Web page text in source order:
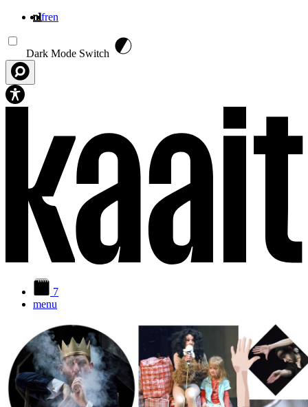
nlfren
Dark Mode Switch
7
menu